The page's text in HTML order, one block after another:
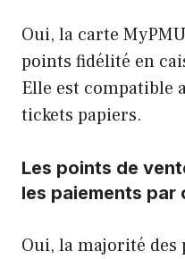
Oui, la carte
points fidélité en
Elle est compatible
tickets papiers.
Les points de
les paiements par
Oui, la majorité des